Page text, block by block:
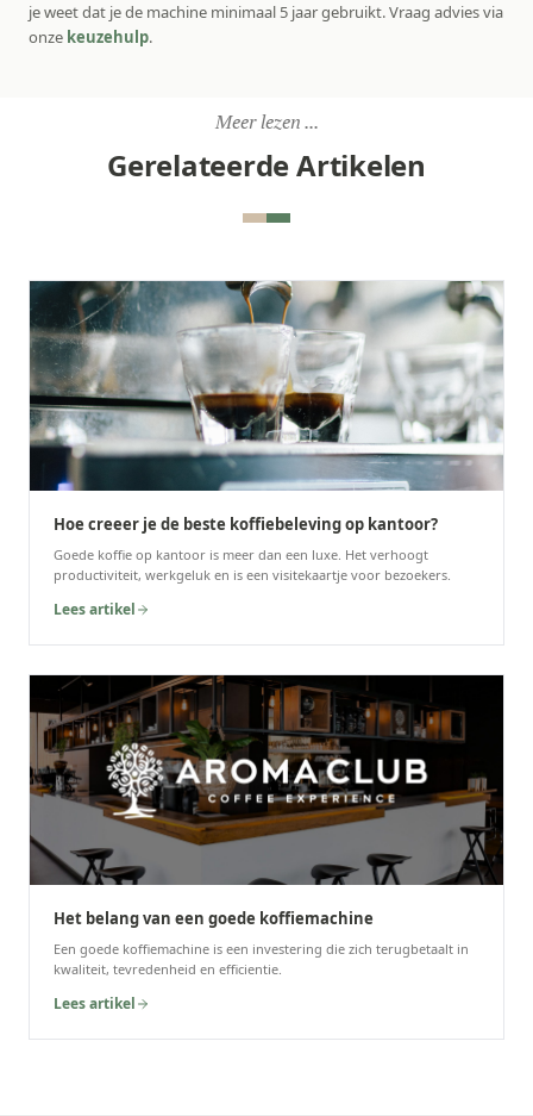
je weet dat je de machine minimaal 5 jaar gebruikt. Vraag advies via
onze keuzehulp.
Meer lezen ...
Gerelateerde Artikelen
Hoe creeer je de beste koffiebeleving op kantoor?
Goede koffie op kantoor is meer dan een luxe. Het verhoogt
productiviteit, werkgeluk en is een visitekaartje voor bezoekers.
Lees artikel
Het belang van een goede koffiemachine
Een goede koffiemachine is een investering die zich terugbetaalt in
kwaliteit, tevredenheid en efficientie.
Lees artikel